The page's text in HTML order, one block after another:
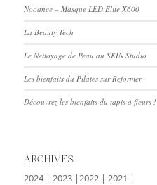
Nooance – Masque LED Elite X600
La Beauty Tech
Le Nettoyage de Peau au SKIN Studio
Les bienfaits du Pilates sur Reformer
Découvrez les bienfaits du tapis à fleurs !
ARCHIVES
2024| 2023|2022| 2021 |